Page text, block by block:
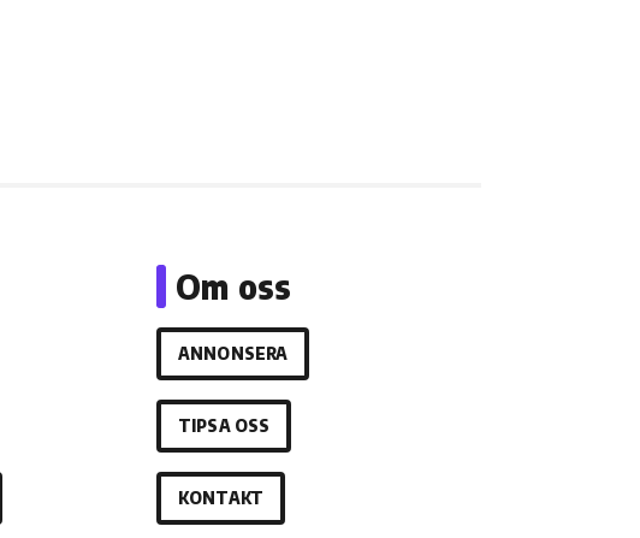
Om oss
ANNONSERA
TIPSA OSS
KONTAKT